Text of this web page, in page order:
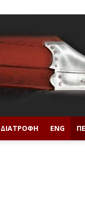
ΔΙΑΤΡΟΦΉ ENG